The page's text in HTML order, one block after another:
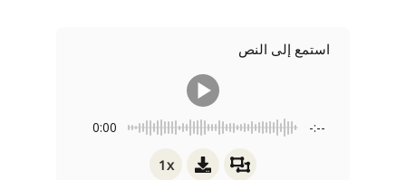
استمع إلى النص
0:00 -:--
1x